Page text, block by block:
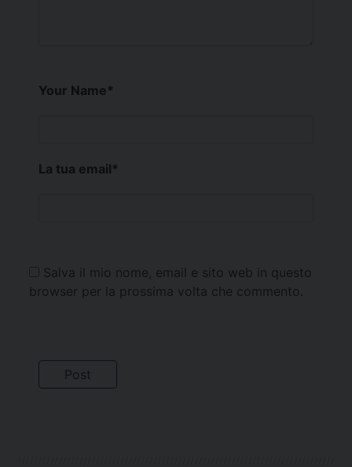
Your Name*
La tua email*
Salva il mio nome, email e sito web in questo
browser per la prossima volta che commento.